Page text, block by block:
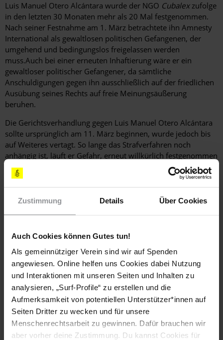
Zustimmung Details Über Cookies
Auch Cookies können Gutes tun!
Als gemeinnütziger Verein sind wir auf Spenden
angewiesen. Online helfen uns Cookies dabei Nutzung
und Interaktionen mit unseren Seiten und Inhalten zu
analysieren, „Surf-Profile“ zu erstellen und die
Aufmerksamkeit von potentiellen Unterstützer*innen auf
Seiten Dritter zu wecken und für unsere
Menschenrechtsarbeit zu gewinnen. Dafür brauchen wir
aber vorher deine Zustimmung. Du kannst Cookies für
Luis Manuel Otero Alcántara wurde der NGO Cubalexzufolge
in den letzten 30 Monaten mehr als 20 Mal festgenommen.
Nach seiner Festnahme am 1. März betrachtete ihn Amnesty
International als gewaltlosen politischen Gefangenen, der
umgehend und bedingungslos freigelassen werden
muss.Auch bei einer erneuten Inhaftierung wäre er ein
gewaltloser politischer Gefangener, da sämtliche
Anschuldigungen gegen ihn ausschließlich auf der friedlichen
Ausübung seines Rechts auf freie Meinungsäußerung
beruhen.
Die Gerichtsverhandlung gegen Luis Manuel Otero Alcántara
sollte ursprünglich am 11. März beginnen, wurde jedoch bis
auf Weiteres vertagt. So lange das Strafverfahren noch
anhängig ist, läuft er Gefahr, erneut willkürlich festgenommen
zu werden.
Hintergrundinformation
der kubanischen Oppositionsbewegung gegen das Dekret 349
Dem Dekret zufolge ist es allen Künstler_innen, einschließlich
Kollektiven, Musiker_innen und Performer_innen, untersagt,
ohne vorherige Genehmigung durch das Kulturministerium in
öffentlichen oder privaten Räumen tätig zu werden. Personen
oder Unternehmen, die Künstler_innen ohne Genehmigung
beschäftigen, können bestraft werden. Künstler_innen, die
ohne vorherige Genehmigung arbeiten, laufen Gefahr, dass